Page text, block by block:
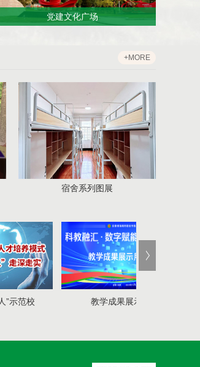
党建文化广场
+MORE
宿舍系列图展
教学成果展示月 安徽数字创意职业教育